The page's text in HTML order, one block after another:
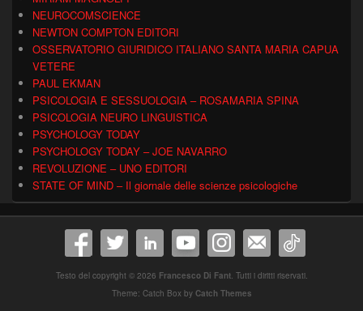
NEUROCOMSCIENCE
NEWTON COMPTON EDITORI
OSSERVATORIO GIURIDICO ITALIANO SANTA MARIA CAPUA
VETERE
PAUL EKMAN
PSICOLOGIA E SESSUOLOGIA – ROSAMARIA SPINA
PSICOLOGIA NEURO LINGUISTICA
PSYCHOLOGY TODAY
PSYCHOLOGY TODAY – JOE NAVARRO
REVOLUZIONE – UNO EDITORI
STATE OF MIND – Il giornale delle scienze psicologiche
Testo del copyright © 2026 Francesco Di Fant. Tutti i diritti riservati.
Theme: Catch Box by Catch Themes